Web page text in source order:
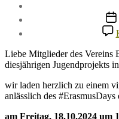
Liebe Mitglieder des Vereins
diesjährigen Jugendprojekts
wir laden herzlich zu einem
anlässlich des #ErasmusDays
am Freitag, 18.10.2024 um